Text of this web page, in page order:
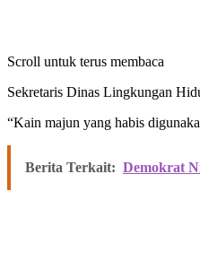
Scroll untuk terus membaca
Sekretaris Dinas Lingkungan
“Kain majun yang habis
Berita Terkait: Demokrat